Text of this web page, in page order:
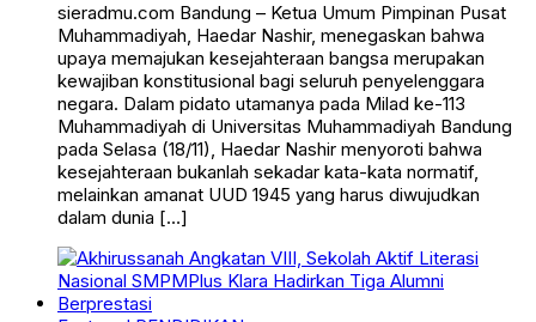
sieradmu.com Bandung – Ketua Umum Pimpinan Pusat
Muhammadiyah, Haedar Nashir, menegaskan bahwa
upaya memajukan kesejahteraan bangsa merupakan
kewajiban konstitusional bagi seluruh penyelenggara
negara. Dalam pidato utamanya pada Milad ke-113
Muhammadiyah di Universitas Muhammadiyah Bandung
pada Selasa (18/11), Haedar Nashir menyoroti bahwa
kesejahteraan bukanlah sekadar kata-kata normatif,
melainkan amanat UUD 1945 yang harus diwujudkan
dalam dunia […]